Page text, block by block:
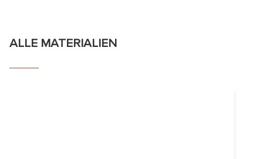
ALLE MATERIALIEN